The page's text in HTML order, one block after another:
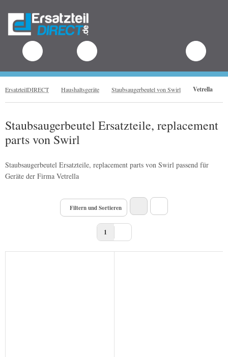
ErsatzteilDIRECT Haushaltsgeräte Staubsaugerbeutel von Swirl Vetrella
Staubsaugerbeutel Ersatzteile, replacement
parts von Swirl
Staubsaugerbeutel Ersatzteile, replacement parts von Swirl passend für
Geräte der Firma Vetrella
Filtern und Sortieren
1